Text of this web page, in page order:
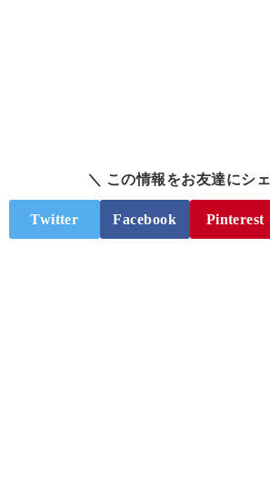
＼ この情報をお友達にシ
Twitter Facebook Pinterest